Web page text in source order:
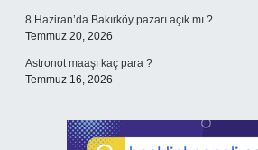
8 Haziran’da Bakırköy pazarı açık mı ?
Temmuz 20, 2026
Astronot maaşı kaç para ?
Temmuz 16, 2026